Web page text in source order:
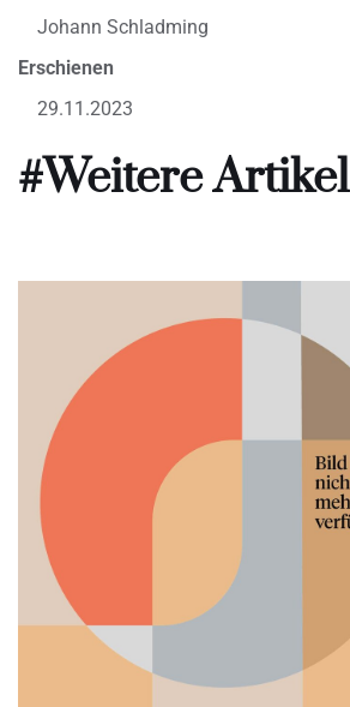
Johann Schladming
Erschienen
29.11.2023
#Weitere Artikel